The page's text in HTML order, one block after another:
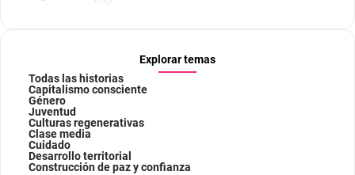
Explorar temas
Todas las historias
Capitalismo consciente
Género
Juventud
Culturas regenerativas
Clase media
Cuidado
Desarrollo territorial
Construcción de paz y confianza